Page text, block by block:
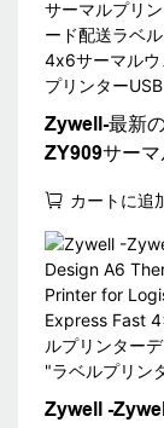
Zywell-最新
ZY909サー
プリンター
ウェイビル
ーUSB+WiFi
カートに追
Zywell -